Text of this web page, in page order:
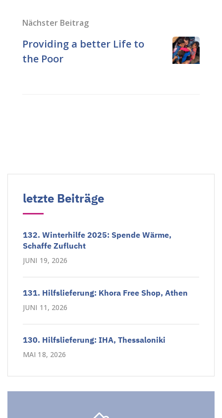
Nächster Beitrag
Providing a better Life to
the Poor
letzte Beiträge
132. Winterhilfe 2025: Spende Wärme,
Schaffe Zuflucht
JUNI 19, 2026
131. Hilfslieferung: Khora Free Shop, Athen
JUNI 11, 2026
130. Hilfslieferung: IHA, Thessaloniki
MAI 18, 2026